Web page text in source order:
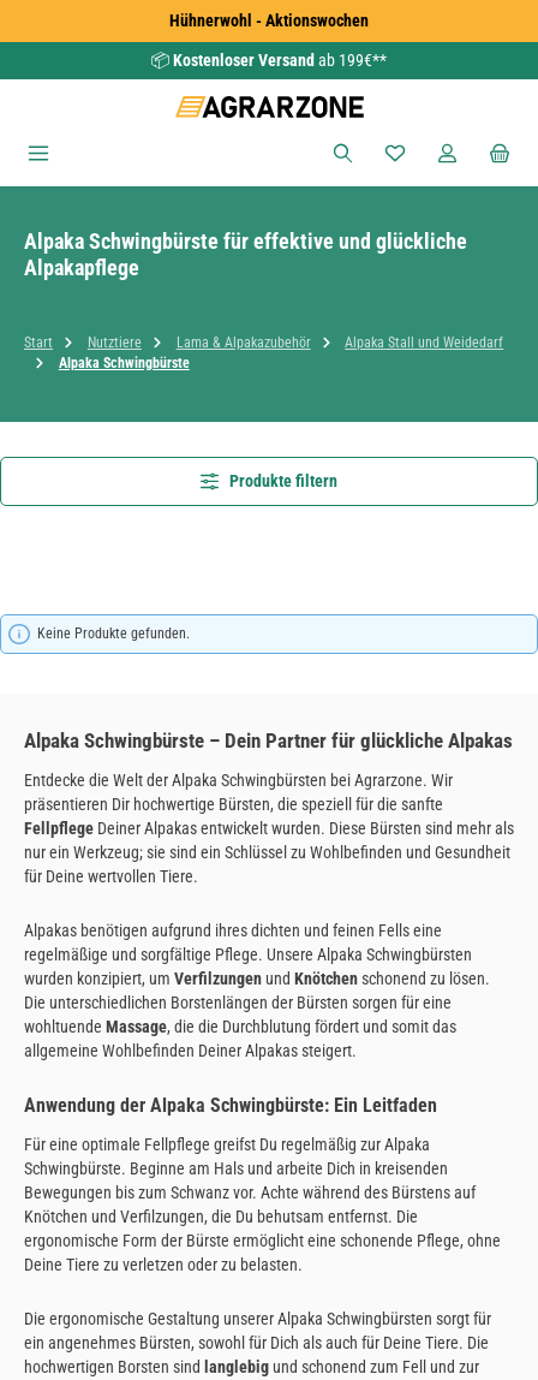
Zum Hauptinhalt springenHühnerwohl - Aktionswochen
📦Kostenloser Versand ab 199€**
Du hast 0
Alpaka Schwingbürste für effektive und glückliche
Alpakapflege
Start Nutztiere Lama & Alpakazubehör
Alpaka Stall und Weidedarf
Alpaka Schwingbürste
Produkte filtern
Keine Produkte gefunden.
Alpaka Schwingbürste – Dein Partner für glückliche Alpakas
Entdecke die Welt der Alpaka Schwingbürsten bei Agrarzone. Wir
präsentieren Dir hochwertige Bürsten, die speziell für die sanfte
Fellpflege Deiner Alpakas entwickelt wurden. Diese Bürsten sind mehr als
nur ein Werkzeug; sie sind ein Schlüssel zu Wohlbefinden und Gesundheit
für Deine wertvollen Tiere.
Alpakas benötigen aufgrund ihres dichten und feinen Fells eine
regelmäßige und sorgfältige Pflege. Unsere Alpaka Schwingbürsten
wurden konzipiert, um Verfilzungen und Knötchenschonend zu lösen.
Die unterschiedlichen Borstenlängen der Bürsten sorgen für eine
wohltuende Massage, die die Durchblutung fördert und somit das
allgemeine Wohlbefinden Deiner Alpakas steigert.
Anwendung der Alpaka Schwingbürste: Ein Leitfaden
Für eine optimale Fellpflege greifst Du regelmäßig zur Alpaka
Schwingbürste. Beginne am Hals und arbeite Dich in kreisenden
Bewegungen bis zum Schwanz vor. Achte während des Bürstens auf
Knötchen und Verfilzungen, die Du behutsam entfernst. Die
ergonomische Form der Bürste ermöglicht eine schonende Pflege, ohne
Deine Tiere zu verletzen oder zu belasten.
Die ergonomische Gestaltung unserer Alpaka Schwingbürsten sorgt für
ein angenehmes Bürsten, sowohl für Dich als auch für Deine Tiere. Die
hochwertigen Borsten sind langlebig und schonend zum Fell und zur